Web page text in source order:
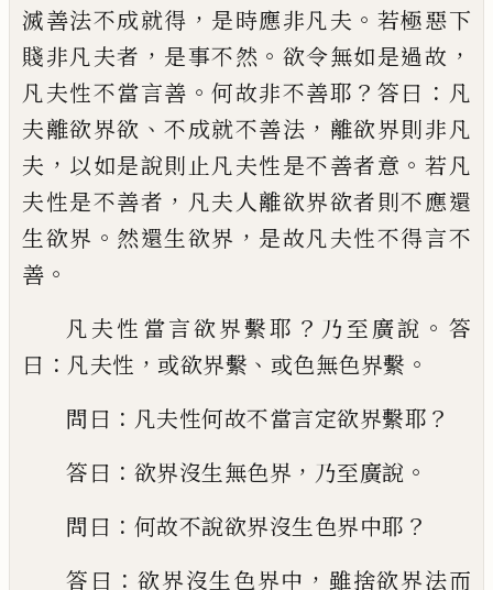
滅善法不成就得 ， 是時應非凡夫 。 若極惡下
賤非凡夫者 ， 是事不然 。 欲令無如是過故 ，
凡夫性不當言善 。何故非不善耶 ？ 答曰 ： 凡
夫離欲界欲 、不成就不善法 ， 離欲界則非凡
夫 ， 以如是說則止凡夫性是不善者意 。 若凡
夫性是不善者 ， 凡夫人離欲界欲者則不應還
生欲界 。 然還生欲界 ， 是故凡夫性不得言不
善 。
凡夫性當言欲界繫耶 ？ 乃至廣說 。 答
曰 ： 凡夫性 ， 或欲界繫 、 或色無色界繫 。
問曰 ： 凡夫性何故不當言定欲界繫耶 ？
答曰 ： 欲界沒生無色界 ， 乃至廣說 。
問曰 ： 何故不說欲界沒生色界中耶 ？
答曰 ：欲界沒生色界中 ， 雖捨欲界法而